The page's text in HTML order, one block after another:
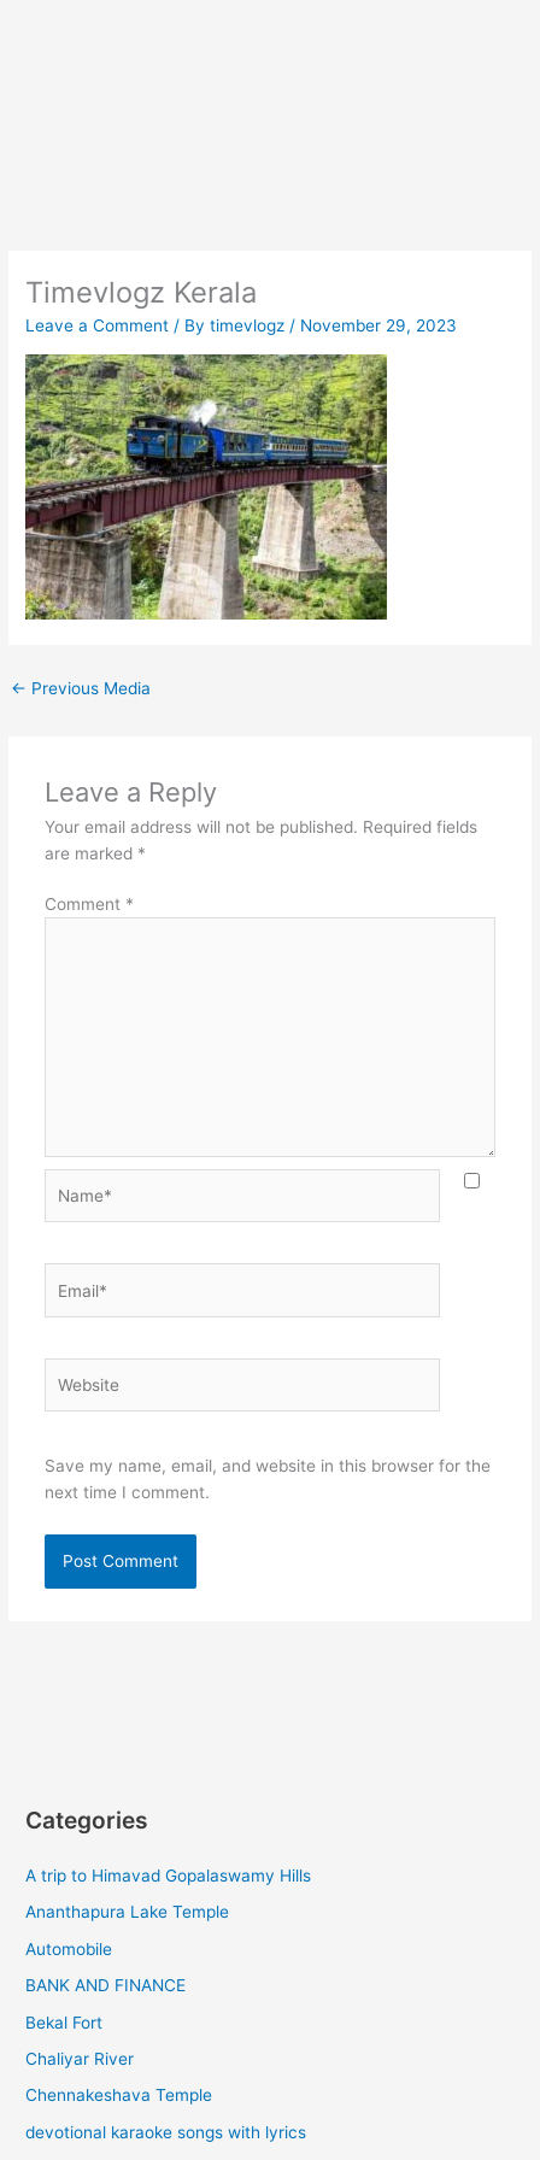
Timevlogz Kerala
Leave a Comment / Bytimevlogz/ November 29, 2023
← Previous Media
Leave a Reply
Your email address will not be published. Required fields
are marked *
Comment *
Save my name, email, and website in this browser for the
next time I comment.
Categories
A trip to Himavad Gopalaswamy Hills
Ananthapura Lake Temple
Automobile
BANK AND FINANCE
Bekal Fort
Chaliyar River
Chennakeshava Temple
devotional karaoke songs with lyrics